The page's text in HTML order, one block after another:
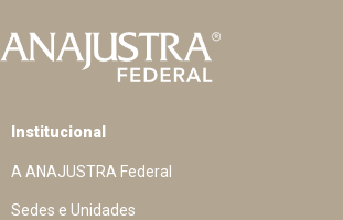
Institucional
A ANAJUSTRA Federal
Sedes e Unidades